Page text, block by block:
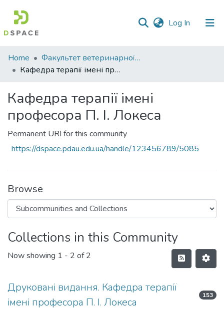
Log In (current)
Communities
&
All of DSpace
Home
Факультет ветеринарної медицини
Кафедра терапії імені професора П. І. Локеса
Кафедра терапії імені
професора П. І. Локеса
Permanent URI for this community
https://dspace.pdau.edu.ua/handle/123456789/5085
Browse
Collections in this Community
Now showing 1 - 2 of 2
Друковані видання. Кафедра терапії
імені професора П. І. Локеса
153